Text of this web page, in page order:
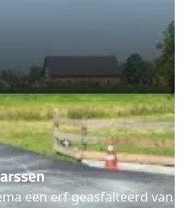
een erf geasfalteerd van